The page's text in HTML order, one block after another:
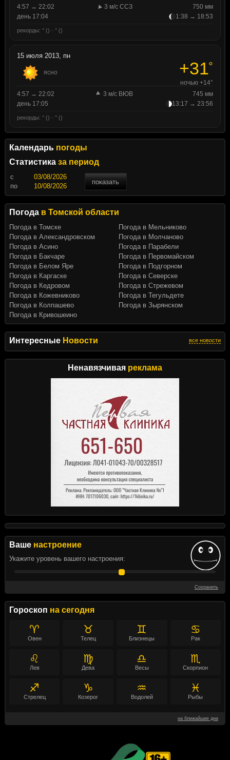
Интересные Новости все новости
Ненавязчивая реклама
Ваше настроение
Укажите уровень вашего настроения:
Сохранить
Гороскоп на сегодня
♈
Овен
♉
Телец
♊
Близнецы
♋
Рак
♌
Лев
♍
Дева
♎
Весы
♏
Скорпион
♐
Стрелец
♑
Козерог
♒
Водолей
♓
Рыбы
на ближайшие дни
4:57 → 22:02
3 м/с ССЗ
750 мм
день 17:04
1:38 → 18:53
рекорды: ° () · ° ()
15 июля 2013, пн
ясно +31°
ночью +14°
4:57 → 22:02
3 м/с ВЮВ
745 мм
день 17:05
13:17 → 23:56
рекорды: ° () · ° ()
Календарь погоды
Статистика за период
c
показать
по
Погода в Томской области
Погода в Томске
Погода в Александровском
Погода в Асино
Погода в Бакчаре
Погода в Белом Яре
Погода в Каргаске
Погода в Кедровом
Погода в Кожевниково
Погода в Колпашево
Погода в Кривошеино
Погода в Мельниково
Погода в Молчаново
Погода в Парабели
Погода в Первомайском
Погода в Подгорном
Погода в Северске
Погода в Стрежевом
Погода в Тегульдете
Погода в Зырянском